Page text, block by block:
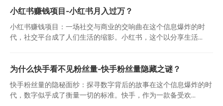
小红书赚钱项目-小红书月入过万？
小红书赚钱项目：一场社交与商业的交响曲在这个信息爆炸的时
代，社交平台成了人们生活的缩影。小红书，这个以分享生活...
为什么快手看不见粉丝量-快手粉丝量隐藏之谜？
快手粉丝量的隐秘面纱：探寻数字背后的故事在这个信息爆炸的时
代，数字似乎成了衡量一切的标准。快手，作为一款备受欢...